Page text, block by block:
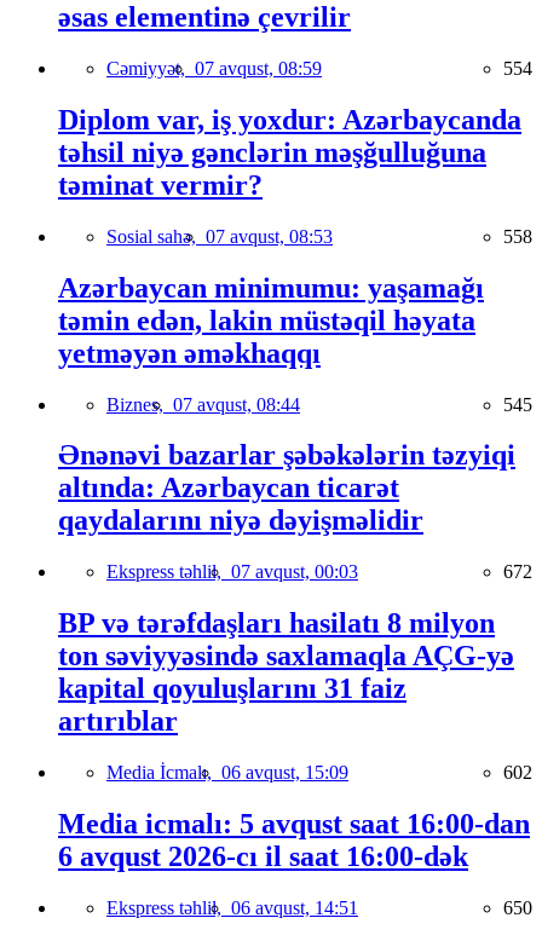
əsas elementinə çevrilir
Cəmiyyət, 07 avqust, 08:59 554
Diplom var, iş yoxdur: Azərbaycanda
təhsil niyə gənclərin məşğulluğuna
təminat vermir?
Sosial sahə, 07 avqust, 08:53 558
Azərbaycan minimumu: yaşamağı
təmin edən, lakin müstəqil həyata
yetməyən əməkhaqqı
Biznes, 07 avqust, 08:44 545
Ənənəvi bazarlar şəbəkələrin təzyiqi
altında: Azərbaycan ticarət
qaydalarını niyə dəyişməlidir
Ekspress təhlil, 07 avqust, 00:03 672
BP və tərəfdaşları hasilatı 8 milyon
ton səviyyəsində saxlamaqla AÇG-yə
kapital qoyuluşlarını 31 faiz
artırıblar
Media İcmalı, 06 avqust, 15:09 602
Media icmalı: 5 avqust saat 16:00-dan
6 avqust 2026-cı il saat 16:00-dək
Ekspress təhlil, 06 avqust, 14:51 650